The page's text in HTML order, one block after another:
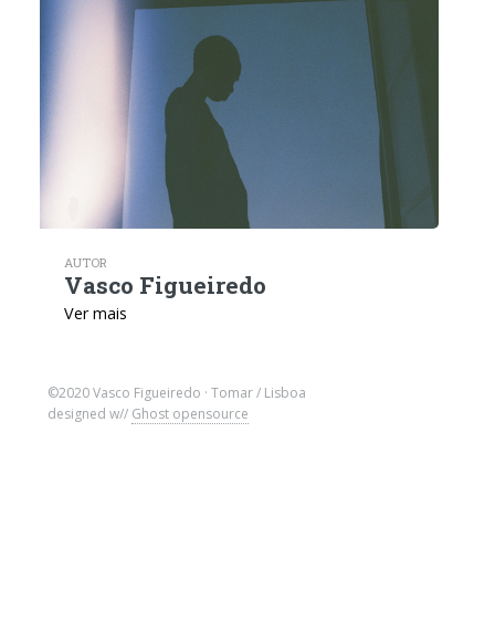
AUTOR
Vasco Figueiredo
Ver mais
©2020 Vasco Figueiredo · Tomar / Lisboa
designed w// Ghost opensource